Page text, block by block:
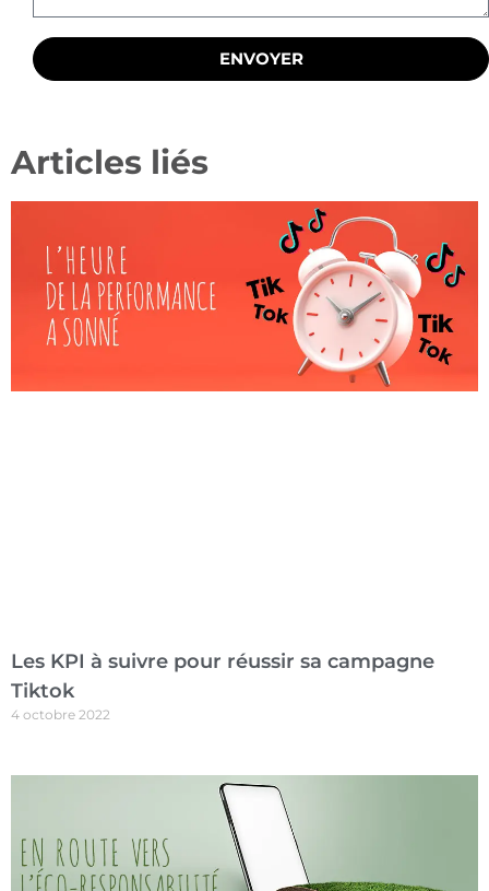
ENVOYER
Articles liés
Les KPI à suivre pour réussir sa campagne
Tiktok
4 octobre 2022